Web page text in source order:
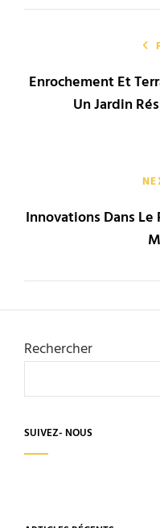
l’article
Enrochement Et
Un Jardin
Innovations Dans Le
Rechercher
SUIVEZ- NOUS